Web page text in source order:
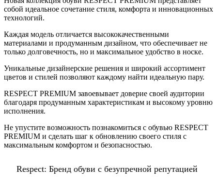
собой идеальное сочетание стиля, комфорта и инновационных
технологий.
Каждая модель отличается высококачественными
материалами и продуманным дизайном, что обеспечивает не
только долговечность, но и максимальное удобство в носке.
Уникальные дизайнерские решения и широкий ассортимент
цветов и стилей позволяют каждому найти идеальную пару.
RESPECT PREMIUM завоевывает доверие своей аудитории
благодаря продуманным характеристикам и высокому уровню
исполнения.
Не упустите возможность познакомиться с обувью RESPECT
PREMIUM и сделать шаг к обновлению своего стиля с
максимальным комфортом и безопасностью.
Respect: Бренд обуви с безупречной репутацией